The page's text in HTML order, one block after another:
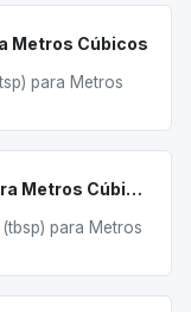
Metros Cúbicos
para Metros
Converter Colheres de Sopa para Metros Cúbicos
para Metros